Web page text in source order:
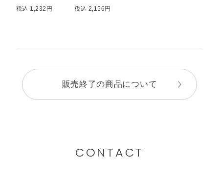
税込 1,232円 税込 2,156円
販売終了の商品について
CONTACT